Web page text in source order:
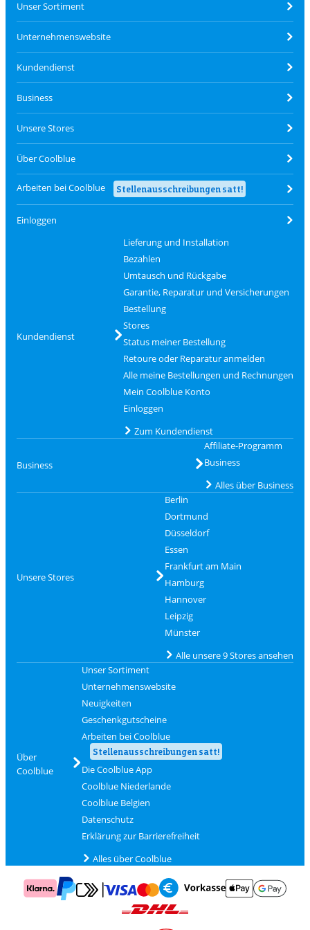
Unser Sortiment
Unternehmenswebsite
Kundendienst
Business
Unsere Stores
Über Coolblue
Arbeiten bei Coolblue Stellenausschreibungen satt!
Einloggen
Kundendienst
Lieferung und Installation
Bezahlen
Umtausch und Rückgabe
Garantie, Reparatur und Versicherungen
Bestellung
Stores
Status meiner Bestellung
Retoure oder Reparatur anmelden
Alle meine Bestellungen und Rechnungen
Mein Coolblue Konto
Einloggen
Zum Kundendienst
Business
Affiliate-Programm
Business
Alles über Business
Unsere Stores
Berlin
Dortmund
Düsseldorf
Essen
Frankfurt am Main
Hamburg
Hannover
Leipzig
Münster
Alle unsere 9 Stores ansehen
Über
Coolblue
Unser Sortiment
Unternehmenswebsite
Neuigkeiten
Geschenkgutscheine
Arbeiten bei Coolblue
Stellenausschreibungen satt!
Die Coolblue App
Coolblue Niederlande
Coolblue Belgien
Datenschutz
Erklärung zur Barrierefreiheit
Alles über Coolblue
Zahlung mit PayPal
Zahlung mit Mastercard und Visa über Click to Pay
Zahlung mit Vorkasse